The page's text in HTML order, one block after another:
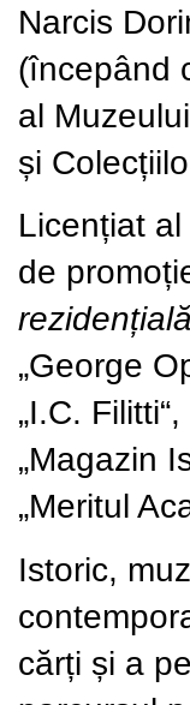
Narcis
(începând
al
și
Licențiat
de
„George
„I.C.
„Magazin
„Meritul
Istoric,
cărți și a